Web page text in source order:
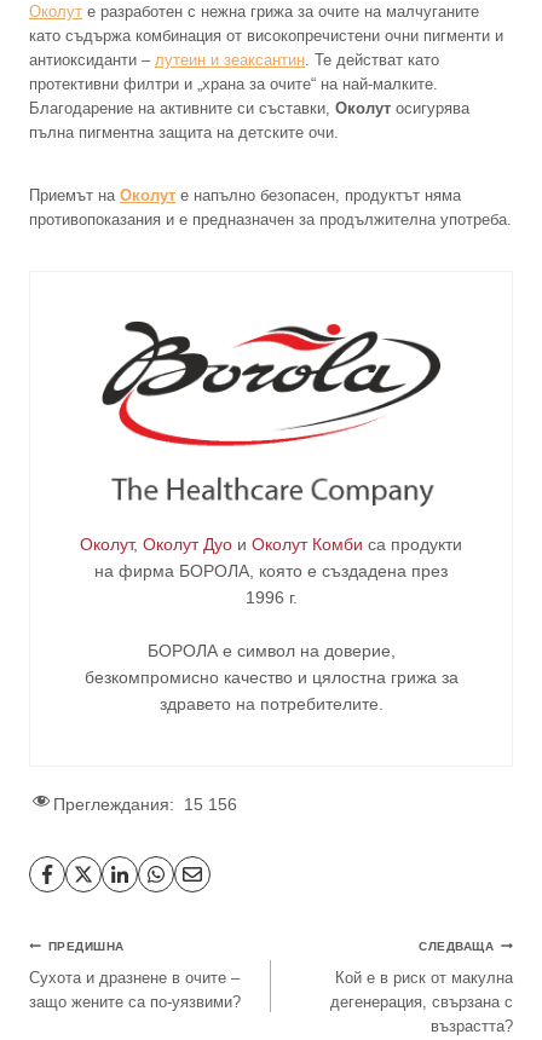
Околут е разработен с нежна грижа за очите на малчуганите
като съдържа комбинация от високопречистени очни пигменти и
антиоксиданти – лутеин и зеаксантин . Те действат като
протективни филтри и „храна за очите“ на най-малките.
Благодарение на активните си съставки, Околут осигурява
пълна пигментна защита на детските очи.
Приемът на Околут е напълно безопасен, продуктът няма
противопоказания и е предназначен за продължителна употреба.
Околут, Околут Дуо и Околут Комби са продукти
на фирма БОРОЛА , която е създадена през
1996 г.
БОРОЛА е символ на доверие,
безкомпромисно качество и цялостна грижа за
здравето на потребителите
Преглеждания: 15 156
ПРЕДИШНА
Сухота и дразнене в очите –
защо жените са по-уязвими?
СЛЕДВАЩА
Кой е в риск от макулна
дегенерация, свързана с
възрастта?